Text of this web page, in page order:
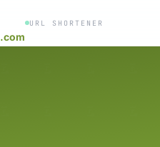
.com
URL SHORTENER